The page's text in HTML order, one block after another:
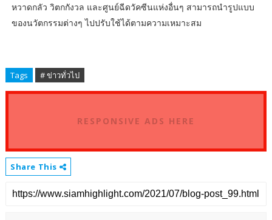
หวาดกลัว วิตกกังวล และศูนย์ฉีดวัคซีนแห่งอื่นๆ สามารถนำรูปแบบ
ของนวัตกรรมต่างๆ ไปปรับใช้ได้ตามความเหมาะสม
Tags # ข่าวทั่วไป
RESPONSIVE ADS HERE
Share This